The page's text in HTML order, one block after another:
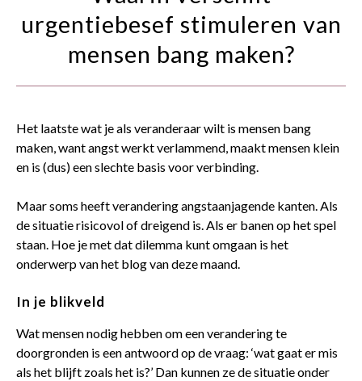
urgentiebesef stimuleren van
mensen bang maken?
Het laatste wat je als veranderaar wilt is mensen bang
maken, want angst werkt verlammend, maakt mensen klein
en is (dus) een slechte basis voor verbinding.
Maar soms heeft verandering angstaanjagende kanten. Als
de situatie risicovol of dreigend is. Als er banen op het spel
staan. Hoe je met dat dilemma kunt omgaan is het
onderwerp van het blog van deze maand.
In je blikveld
Wat mensen nodig hebben om een verandering te
doorgronden is een antwoord op de vraag: ‘wat gaat er mis
als het blijft zoals het is?’ Dan kunnen ze de situatie onder